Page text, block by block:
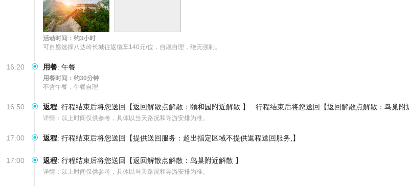
活动时间：约3小时
可自愿选择八达岭长城往返缆车140元/位，自愿自理，绝无强制。
16:20 用餐: 午餐
用餐时间：约30分钟
不含午餐，午餐自理
16:50 返程: 行程结束后将您送回【返回解散点解散：颐和园附近解散 】 行程结束后将您送回【返回解散点解散：鸟巢附
详情：以上时间仅供参考，具体以当天路况和导游安排为准。
17:00 返程: 行程结束后将您送回【提供送回服务：超出指定区域不提供返程送回服务,】
17:00 返程: 行程结束后将您送回【返回解散点解散：鸟巢附近解散 】
详情：以上时间仅供参考，具体以当天路况和导游安排为准。